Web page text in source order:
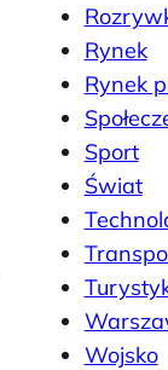
Rynek
Rynek
Sport
Świat
Wojsko